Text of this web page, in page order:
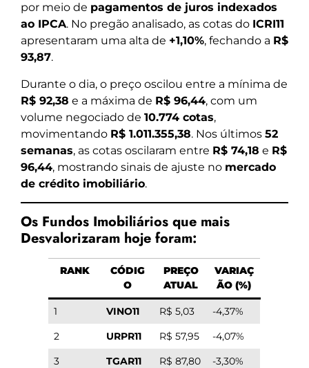
por meio de pagamentos de juros indexados
ao IPCA. No pregão analisado, as cotas do ICRI11
apresentaram uma alta de +1,10%, fechando a R$
93,87.
Durante o dia, o preço oscilou entre a mínima de
R$ 92,38 e a máxima de R$ 96,44, com um
volume negociado de 10.774 cotas,
movimentando R$ 1.011.355,38. Nos últimos 52
semanas, as cotas oscilaram entre R$ 74,18 e R$
96,44, mostrando sinais de ajuste no mercado
de crédito imobiliário.
Os Fundos Imobiliários que mais
Desvalorizaram hoje foram:
RANK
CÓDIG
O
PREÇO
ATUAL
VARIAÇ
ÃO (%)
1 VINO11 R$ 5,03
-4,37%
2
URPR11 R$ 57,95
-4,07%
3
TGAR11 R$ 87,80
-3,30%